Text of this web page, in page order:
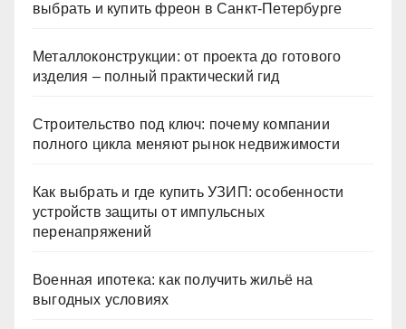
выбрать и купить фреон в Санкт-Петербурге
Металлоконструкции: от проекта до готового
изделия – полный практический гид
Строительство под ключ: почему компании
полного цикла меняют рынок недвижимости
Как выбрать и где купить УЗИП: особенности
устройств защиты от импульсных
перенапряжений
Военная ипотека: как получить жильё на
выгодных условиях